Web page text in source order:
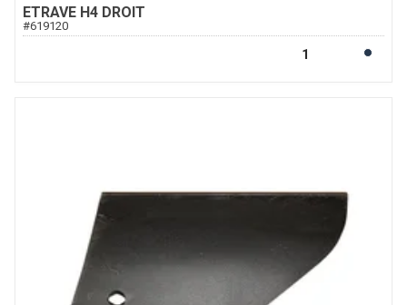
ETRAVE H4 DROIT
#619120